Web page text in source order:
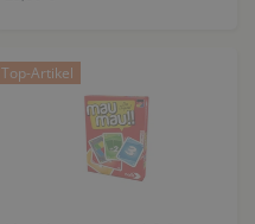
Top-Artikel